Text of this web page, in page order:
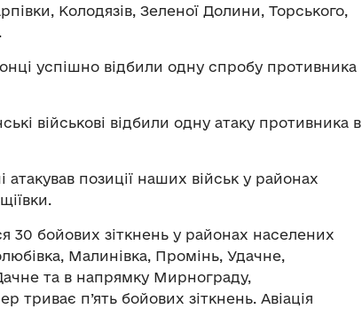
Колодязів, Зеленої Долини, Торського,
успішно відбили одну спробу противника
військові відбили одну атаку противника в
позиції наших військ у районах
30 бойових зіткнень у районах населених
Малинівка, Промінь, Удачне,
Дачне та в напрямку Мирнограду,
триває п’ять бойових зіткнень. Авіація